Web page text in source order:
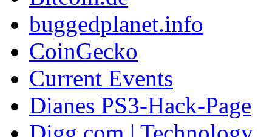
buggedplanet.info
CoinGecko
Current Events
Dianes PS3-Hack-Page